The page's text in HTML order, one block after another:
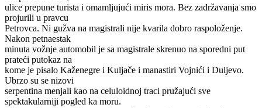
ulice prepune turista i omamljujući miris mora. Bez zadržavanja smo
projurili u pravcu
Petrovca. Ni gužva na magistrali nije kvarila dobro raspoloženje.
Nakon petnaestak
minuta vožnje automobil je sa magistrale skrenuo na sporedni put
prateći putokaz na
kome je pisalo Kaženegre i Kuljače i manastiri Vojnići i Duljevo.
Ubrzo su se nizovi
serpentina menjali kao na celuloidnoj traci pružajući sve
spektakularniji pogled ka moru.